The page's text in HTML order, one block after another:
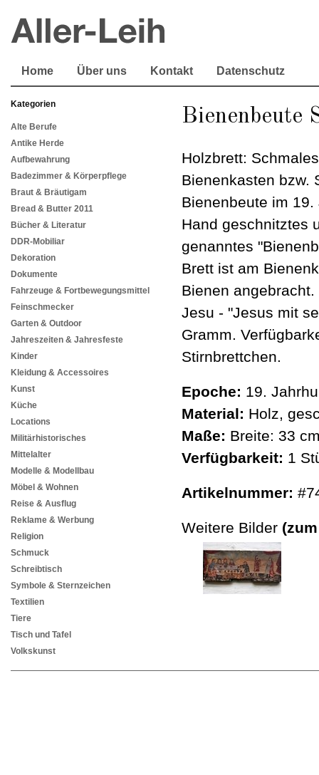
Home Über uns Kontakt Datenschutz
Kategorien
Alte Berufe
Antike Herde
Aufbewahrung
Badezimmer & Körperpflege
Braut & Bräutigam
Bread & Butter 2011
Bücher & Literatur
DDR-Mobiliar
Dekoration
Dokumente
Fahrzeuge & Fortbewegungsmittel
Feinschmecker
Garten & Outdoor
Jahreszeiten & Jahresfeste
Kinder
Kleidung & Accessoires
Kunst
Küche
Locations
Militärhistorisches
Mittelalter
Modelle & Modellbau
Möbel & Wohnen
Reise & Ausflug
Reklame & Werbung
Religion
Schmuck
Schreibtisch
Symbole & Sternzeichen
Textilien
Tiere
Tisch und Tafel
Volkskunst
Bienenbeute
Holzbrett:
Bienenkasten bzw.
Bienenbeute im
Hand geschnitztes
genanntes
Brett ist am
Bienen
Jesu - "Jesus mit
Gramm.
Stirnbrettchen.
Epoche: 19.
Material: Holz,
Maße: Breite: 33
Verfügbarkeit: 1
Artikelnummer:
Weitere Bilder